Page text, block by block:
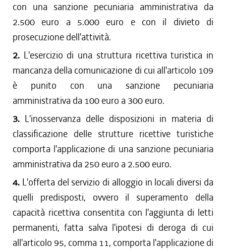
con una sanzione pecuniaria amministrativa da
2.500 euro a 5.000 euro e con il divieto di
prosecuzione dell'attività.
2. L'esercizio di una struttura ricettiva turistica in
mancanza della comunicazione di cui all'articolo 109
è punito con una sanzione pecuniaria
amministrativa da 100 euro a 300 euro.
3. L'inosservanza delle disposizioni in materia di
classificazione delle strutture ricettive turistiche
comporta l'applicazione di una sanzione pecuniaria
amministrativa da 250 euro a 2.500 euro.
4. L'offerta del servizio di alloggio in locali diversi da
quelli predisposti, ovvero il superamento della
capacità ricettiva consentita con l'aggiunta di letti
permanenti, fatta salva l'ipotesi di deroga di cui
all'articolo 95, comma 11, comporta l'applicazione di